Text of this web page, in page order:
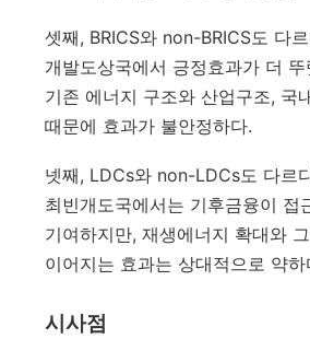
셋째, BRICS와 non-BRICS도 다
개발도상국에서 긍정효과가 더 뚜
기존 에너지 구조와 산업구조, 국
때문에 효과가 불안정하다.
넷째, LDCs와 non-LDCs도 다르
최빈개도국에서는 기후금융이 접
기여하지만, 재생에너지 확대와
이어지는 효과는 상대적으로 약하
시사점